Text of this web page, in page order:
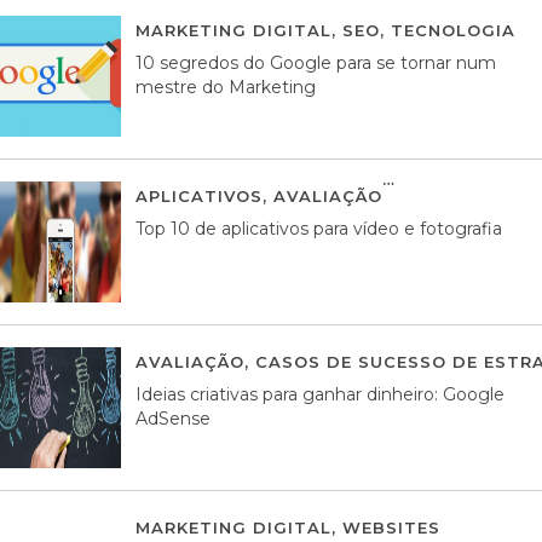
MARKETING DIGITAL, SEO, TECNOLOGIA
10 segredos do Google para se tornar num
mestre do Marketing
APLICATIVOS, AVALIAÇÃO
Top 10 de aplicativos para vídeo e fotografia
AVALIAÇÃO, CASOS DE SUCESSO DE
Ideias criativas para ganhar dinheiro: Google
AdSense
MARKETING DIGITAL, WEBSITES